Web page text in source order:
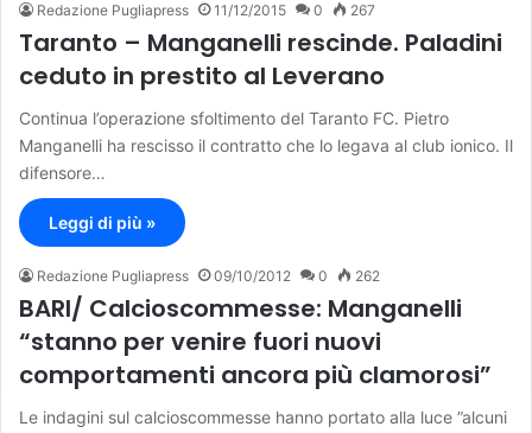
Redazione Pugliapress 11/12/2015 0 267
Taranto – Manganelli rescinde. Paladini
ceduto in prestito al Leverano
Continua l’operazione sfoltimento del Taranto FC. Pietro
Manganelli ha rescisso il contratto che lo legava al club ionico. Il
difensore…
Leggi di più »
Redazione Pugliapress 09/10/2012 0 262
BARI/ Calcioscommesse: Manganelli
“stanno per venire fuori nuovi
comportamenti ancora più clamorosi”
Le indagini sul calcioscommesse hanno portato alla luce ”alcuni